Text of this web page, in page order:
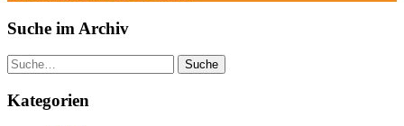
Suche im Archiv
Suche
Kategorien